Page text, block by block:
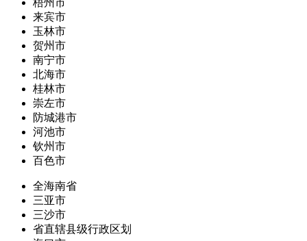
梧州市
来宾市
玉林市
贺州市
南宁市
北海市
桂林市
崇左市
防城港市
河池市
钦州市
百色市
全海南省
三亚市
三沙市
省直辖县级行政区划